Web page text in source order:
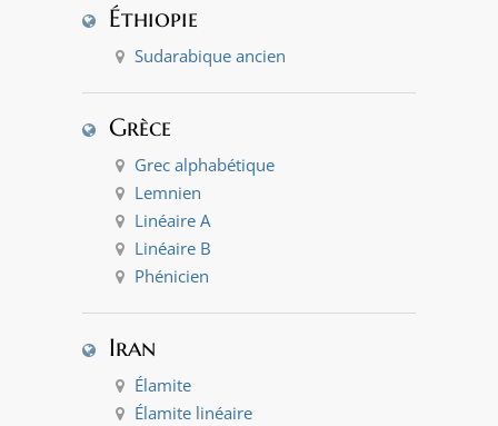
Éthiopie
Sudarabique ancien
Grèce
Grec alphabétique
Lemnien
Linéaire A
Linéaire B
Phénicien
Iran
Élamite
Élamite linéaire